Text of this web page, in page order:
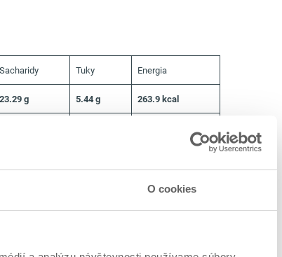
O cookies
Sacharidy Tuky Energia
23.29 g 5.44 g 263.9 kcal
91.00 kcal
22.86 g 1.46 g 139.1 kcal